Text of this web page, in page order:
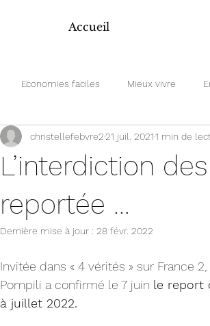
Accueil
Economies faciles Mieux vivre
L’interdiction
reportée …
christellefebvre221 juil. 20211 min de
Dernière mise à jour : 28 févr. 2022
Invitée dans « 4 vérités » sur France
Pompili a confirmé le 7 juin le report
à juillet 2022.